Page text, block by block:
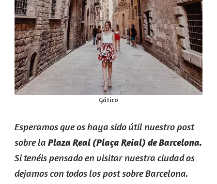
Gótico
Esperamos que os haya sido útil nuestro post
sobre la Plaza Real (Plaça Reial) de Barcelona.
Si tenéis pensado en visitar nuestra ciudad os
dejamos con todos los post sobre Barcelona.